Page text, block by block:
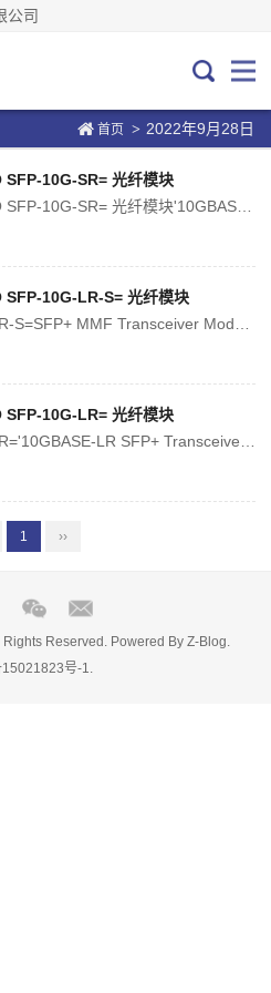
公司
首页 > 2022年9月28日
SFP-10G-SR= 光纤模块
SFP-10G-LR-S= 光纤模块
SFP-10G-LR= 光纤模块
1 ››
Reserved. Powered By Z-Blog.
号-1.